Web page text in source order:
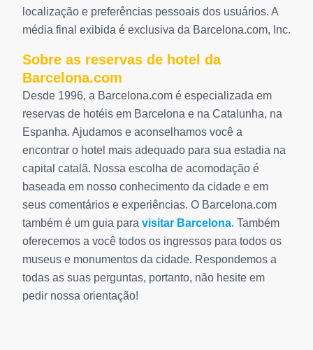
localização e preferências pessoais dos usuários. A
média final exibida é exclusiva da Barcelona.com, Inc.
Sobre as reservas de hotel da
Barcelona.com
Desde 1996, a Barcelona.com é especializada em
reservas de hotéis em Barcelona e na Catalunha, na
Espanha. Ajudamos e aconselhamos você a
encontrar o hotel mais adequado para sua estadia na
capital catalã. Nossa escolha de acomodação é
baseada em nosso conhecimento da cidade e em
seus comentários e experiências. O Barcelona.com
também é um guia para visitar Barcelona. Também
oferecemos a você todos os ingressos para todos os
museus e monumentos da cidade. Respondemos a
todas as suas perguntas, portanto, não hesite em
pedir nossa orientação!